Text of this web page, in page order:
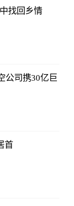
找回乡情
公司携30亿巨
首